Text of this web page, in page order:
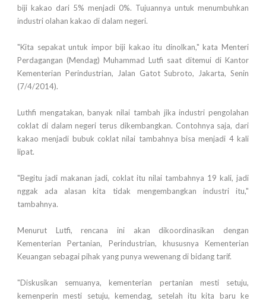
biji kakao dari 5% menjadi 0%. Tujuannya untuk menumbuhkan
industri olahan kakao di dalam negeri.
"Kita sepakat untuk impor biji kakao itu dinolkan," kata Menteri
Perdagangan (Mendag) Muhammad Lutfi saat ditemui di Kantor
Kementerian Perindustrian, Jalan Gatot Subroto, Jakarta, Senin
(7/4/2014).
Luthfi mengatakan, banyak nilai tambah jika industri pengolahan
coklat di dalam negeri terus dikembangkan. Contohnya saja, dari
kakao menjadi bubuk coklat nilai tambahnya bisa menjadi 4 kali
lipat.
"Begitu jadi makanan jadi, coklat itu nilai tambahnya 19 kali, jadi
nggak ada alasan kita tidak mengembangkan industri itu,"
tambahnya.
Menurut Lutfi, rencana ini akan dikoordinasikan dengan
Kementerian Pertanian, Perindustrian, khususnya Kementerian
Keuangan sebagai pihak yang punya wewenang di bidang tarif.
"Diskusikan semuanya, kementerian pertanian mesti setuju,
kemenperin mesti setuju, kemendag, setelah itu kita baru ke